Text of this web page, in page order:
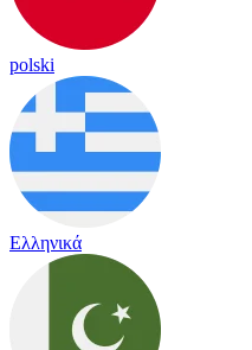
polski
Ελληνικά